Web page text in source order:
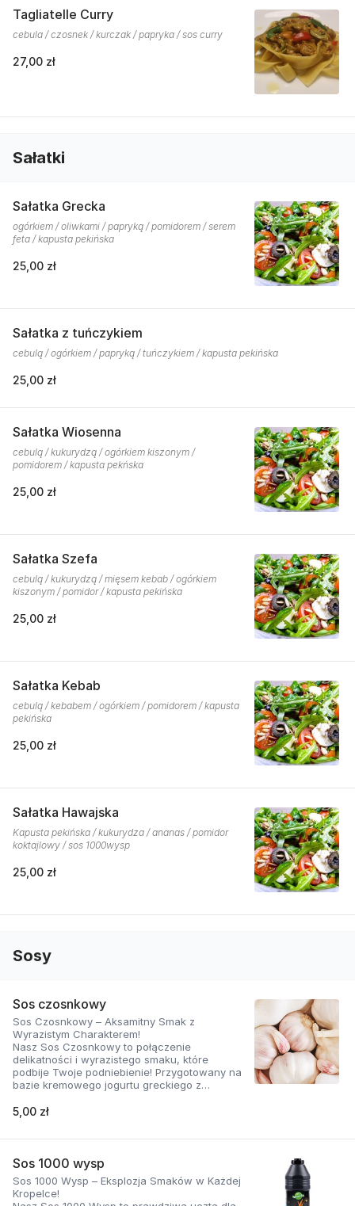
Tagliatelle Curry
cebula / czosnek / kurczak / papryka / sos curry
27,00 zł
Sałatki
Sałatka Grecka
ogórkiem / oliwkami / papryką / pomidorem / serem
feta / kapusta pekińska
25,00 zł
Sałatka z tuńczykiem
cebulą / ogórkiem / papryką / tuńczykiem / kapusta pekińska
25,00 zł
Sałatka Wiosenna
cebulą / kukurydzą / ogórkiem kiszonym /
pomidorem / kapusta pekńska
25,00 zł
Sałatka Szefa
cebulą / kukurydzą / mięsem kebab / ogórkiem
kiszonym / pomidor / kapusta pekińska
25,00 zł
Sałatka Kebab
cebulą / kebabem / ogórkiem / pomidorem / kapusta
pekińska
25,00 zł
Sałatka Hawajska
Kapusta pekińska / kukurydza / ananas / pomidor
koktajlowy / sos 1000wysp
25,00 zł
Sosy
Sos czosnkowy
Sos Czosnkowy – Aksamitny Smak z
Wyrazistym Charakterem!
Nasz Sos Czosnkowy to połączenie
delikatności i wyrazistego smaku, które
podbije Twoje podniebienie! Przygotowany na
bazie kremowego jogurtu greckiego z
aromatycznych ziół, zachwyca swoją gładką
Dlaczego ten sos jest wyjątkowy?
Naturalnie kremowy: Jogurt grecki nadaje mu
aksamitną teksturę i lekko kwaskowy posmak,
5,00 zł
Sos 1000 wysp
Sos 1000 Wysp – Eksplozja Smaków w Każdej
Kropelce!